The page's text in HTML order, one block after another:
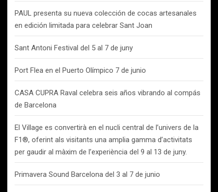
PAUL presenta su nueva colección de cocas artesanales
en edición limitada para celebrar Sant Joan
Sant Antoni Festival del 5 al 7 de juny
Port Flea en el Puerto Olímpico 7 de junio
CASA CUPRA Raval celebra seis años vibrando al compás
de Barcelona
El Village es convertirà en el nucli central de l’univers de la
F1®, oferint als visitants una amplia gamma d’activitats
per gaudir al màxim de l’experiència del 9 al 13 de juny.
Primavera Sound Barcelona del 3 al 7 de junio